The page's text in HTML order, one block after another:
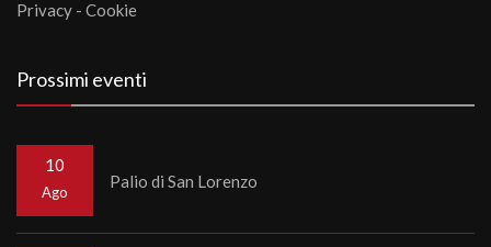
Privacy - Cookie
Prossimi eventi
10
Ago
Palio di San Lorenzo